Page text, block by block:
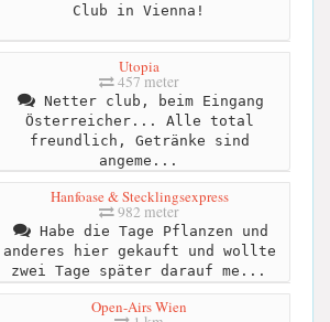
Club in Vienna!
Utopia
457 meter
Netter club, beim Eingang
Österreicher... Alle total
freundlich, Getränke sind
angeme...
Hanfoase & Stecklingsexpress
982 meter
Habe die Tage Pflanzen und
anderes hier gekauft und wollte
zwei Tage später darauf me...
Open-Airs Wien